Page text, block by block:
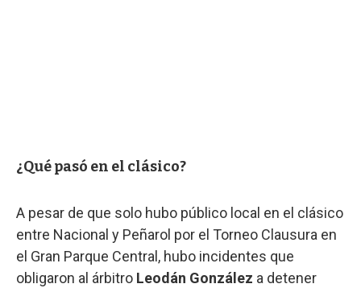
¿Qué pasó en el clásico?
A pesar de que solo hubo público local en el clásico
entre Nacional y Peñarol por el Torneo Clausura en
el Gran Parque Central, hubo incidentes que
obligaron al árbitro Leodán González a detener